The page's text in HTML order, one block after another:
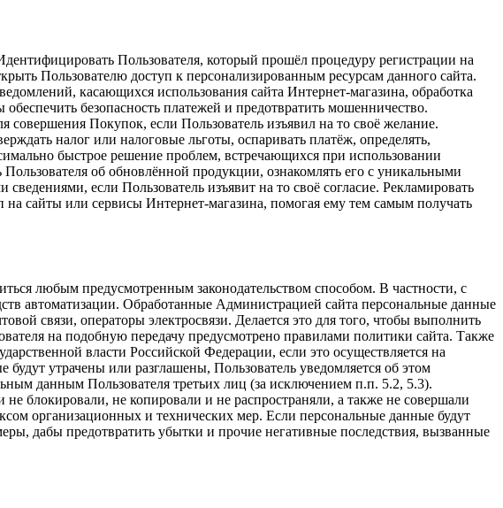
Пользователя, который прошёл процедуру регистрации на
Пользователю доступ к персонализированным ресурсам данного сайта.
касающихся использования сайта Интернет-магазина, обработка
безопасность платежей и предотвратить мошенничество.
Покупок, если Пользователь изъявил на то своё желание.
налог или налоговые льготы, оспаривать платёж, определять,
быстрое решение проблем, встречающихся при использовании
об обновлённой продукции, ознакомлять его с уникальными
если Пользователь изъявит на то своё согласие. Рекламировать
на сайты или сервисы Интернет-магазина, помогая ему тем самым получать
любым предусмотренным законодательством способом. В частности, с
автоматизации. Обработанные Администрацией сайта персональные данные
связи, операторы электросвязи. Делается это для того, чтобы выполнить
на подобную передачу предусмотрено правилами политики сайта. Также
власти Российской Федерации, если это осуществляется на
утрачены или разглашены, Пользователь уведомляется об этом
данным Пользователя третьих лиц (за исключением п.п. 5.2, 5.3).
блокировали, не копировали и не распространяли, а также не совершали
организационных и технических мер. Если персональные данные будут
дабы предотвратить убытки и прочие негативные последствия, вызванные